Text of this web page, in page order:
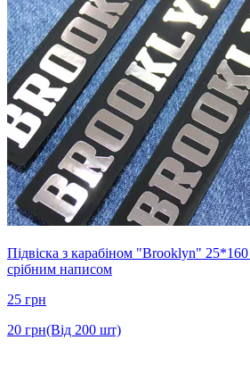
Підвіска з карабіном "Brooklyn"
срібним написом
25 грн
20 грн(Від 200 шт)